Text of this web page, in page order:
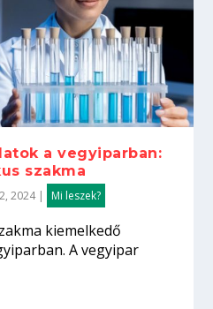
a vegyiparban:
szakma
2024| Mi leszek?
kiemelkedő
A vegyipar